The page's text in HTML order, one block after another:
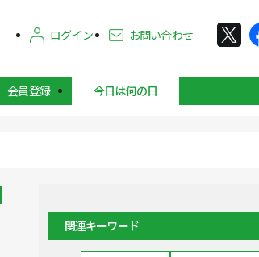
ログイン お問い合わせ
会員登録 今日は何の日
関連キーワード